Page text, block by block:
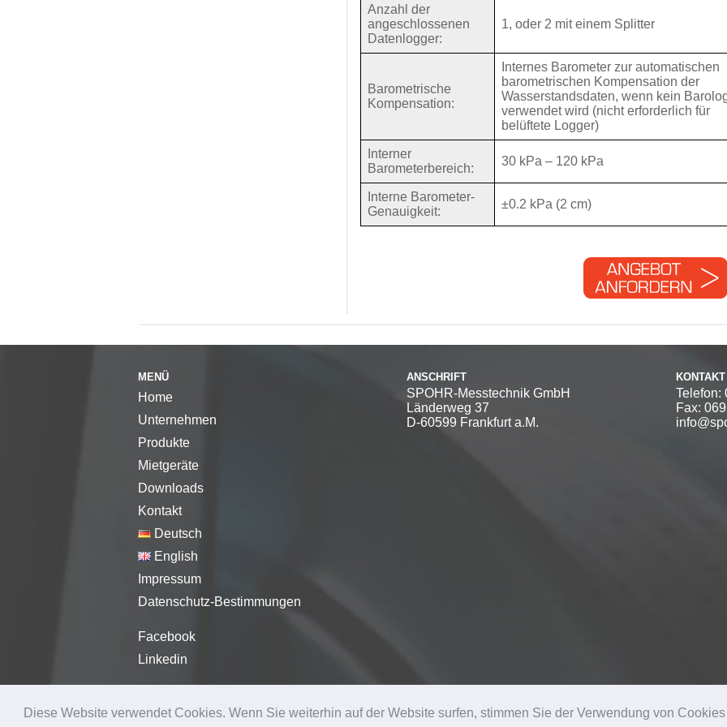
Diese Website verwendet Cookies. Wenn Sie weiterhin auf der Website surfen, stimmen Sie der Verwendung von
Anzahl der
angeschlossenen
Datenlogger:
1, oder 2 mit einem Splitter
Barometrische
Kompensation:
Internes Barometer zur automatischen
barometrischen Kompensation der
Wasserstandsdaten, wenn kein
verwendet wird (nicht erforderlich für
belüftete Logger)
Interner
Barometerbereich:
30 kPa – 120 kPa
Interne Barometer-
Genauigkeit:
±0.2 kPa (2 cm)
MENÜ
Home
Unternehmen
Produkte
Mietgeräte
Downloads
Kontakt
Deutsch
English
Impressum
Datenschutz-Bestimmungen
Facebook
Linkedin
ANSCHRIFT
SPOHR-Messtechnik GmbH
Länderweg 37
D-60599 Frankfurt a.M.
KONTAKT
Telefon:
Fax:
© 2026 SPOHR-MESSTECHNIK GMBH - ALLE RECHTE VORBEHALTEN.